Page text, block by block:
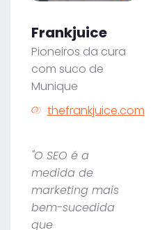
Frankjuice
Pioneiros da cura
com suco de
Munique
thefrankjuice.com
"O SEO é a
medida de
marketing mais
bem-sucedida
que